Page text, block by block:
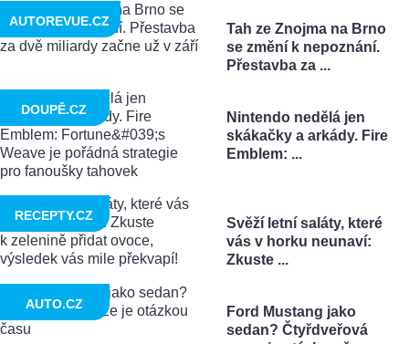
Tah ze Znojma na Brno
se změní k nepoznání.
Přestavba za ...
AUTOREVUE.CZ
Nintendo nedělá jen
skákačky a arkády. Fire
Emblem: ...
DOUPĚ.CZ
Svěží letní saláty, které
vás v horku neunaví:
Zkuste ...
RECEPTY.CZ
Ford Mustang jako
sedan? Čtyřdveřová
AUTO.CZ